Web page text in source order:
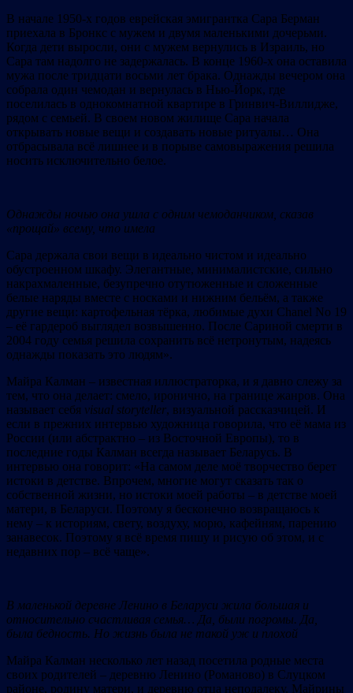
В начале 1950-х годов еврейская эмигрантка Сара Берман
приехала в Бронкс с мужем и двумя маленькими дочерьми.
Когда дети выросли, они с мужем вернулись в Израиль, но
Сара там надолго не задержалась. В конце 1960-х она оставила
мужа после тридцати восьми лет брака. Однажды вечером она
собрала один чемодан и вернулась в Нью-Йорк, где
поселилась в однокомнатной квартире в Гринвич-Виллидже,
рядом с семьей. В своем новом жилище Сара начала
открывать новые вещи и создавать новые ритуалы… Она
отбрасывала всё лишнее и в порыве самовыражения решила
носить исключительно белое.
Однажды ночью она ушла с одним чемоданчиком , сказав
«прощай» всему, что имела
Сара держала свои вещи в идеально чистом и идеально
обустроенном шкафу. Элегантные, минималистские, сильно
накрахмаленные, безупречно отутюженные и сложенные
белые наряды вместе с носками и нижним бельём, а также
другие вещи: картофельная тёрка, любимые духи Chanel No 19
– её гардероб выглядел возвышенно. После Сариной смерти в
2004 году семья решила сохранить всё нетронутым, надеясь
однажды показать это людям».
Майра Калман – известная иллюстраторка, и я давно слежу за
тем, что она делает: смело, иронично, на границе жанров. Она
называет себя visual storyteller, визуальной рассказчицей. И
если в прежних интервью художница говорила, что её мама из
России (или абстрактно – из Восточной Европы), то в
последние годы Калман всегда называет Беларусь. В
интервью она говорит: «На самом деле моё творчество берет
истоки в детстве. Впрочем, многие могут сказать так о
собственной жизни, но истоки моей работы – в детстве моей
матери, в Беларуси. Поэтому я бесконечно возвращаюсь к
нему – к историям, свету, воздуху, морю, кафейням, парению
занавесок. Поэтому я всё время пишу и рисую об этом, и с
недавних пор – всё чаще».
В маленькой деревне Ленино в Беларуси жила большая и
относительно счастливая семья… Да, были погромы. Да
была бедность. Но жизнь была не такой уж и плохой
Майра Калман несколько лет назад посетила родные места
своих родителей – деревню Ленино (Романово) в Слуцком
районе, родину матери, и деревню отца неподалеку. Майрины